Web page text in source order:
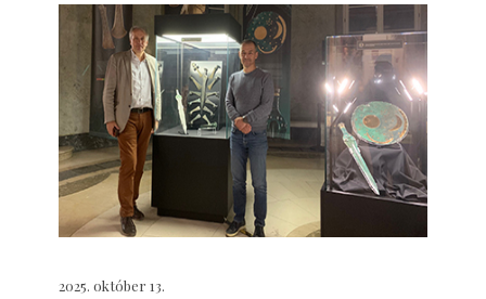
2025. október 13.